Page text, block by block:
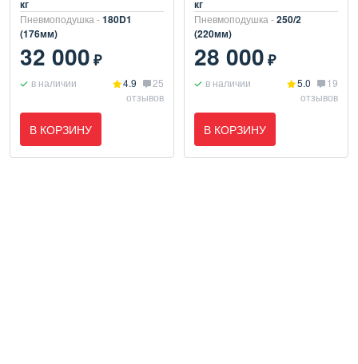
кг
Пневмоподушка -180D1
(176мм)
32 000₽
в наличии 4.9
25
отзывов
В КОРЗИНУ
кг
Пневмоподушка -250/2
(220мм)
28 000₽
в наличии 5.0
19
отзывов
В КОРЗИНУ